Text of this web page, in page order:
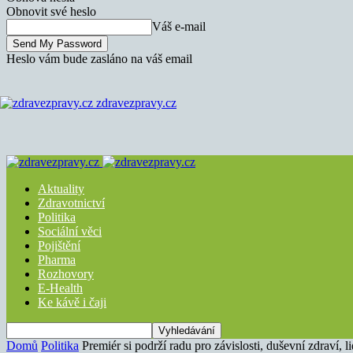
Obnovit své heslo
Váš e-mail
Heslo vám bude zasláno na váš email
zdravezpravy.cz
Aktuality
Zdravotnictví
Politika
Sociální věci
Pojištění
Pharma
Rozhovory
E-Health
Ke kávě i čaji
Domů Politika Premiér si podrží radu pro závislosti, duševní zdraví,